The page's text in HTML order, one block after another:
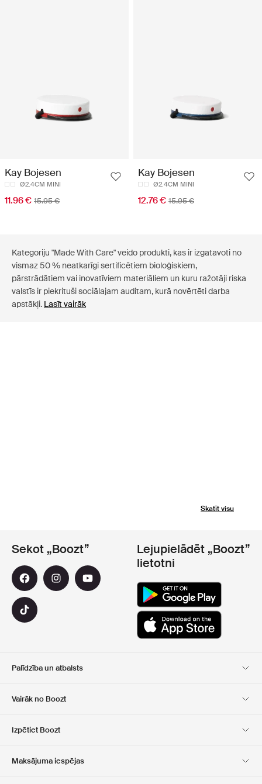
Kay Bojesen
Ø2.4CM MINI
11.96 € 15.95 €
Kay Bojesen
Ø2.4CM MINI
12.76 € 15.95 €
Kategoriju "Made With Care" veido produkti, kas ir izgatavoti no
vismaz 50 % neatkarīgi sertificētiem bioloģiskiem,
pārstrādātiem vai inovatīviem materiāliem un kuru ražotāji riska
valstīs ir piekrituši sociālajam auditam, kurā novērtēti darba
apstākļi. Lasīt vairāk
Skatīt visu
Palīdzība un atbalsts
Vairāk no Boozt
Club Boozt
Izpētiet Boozt
Sekot „Boozt”
Lejupielādēt „Boozt”
lietotni
Maksājuma iespējas